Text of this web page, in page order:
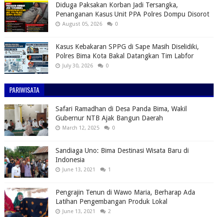
Diduga Paksakan Korban Jadi Tersangka,
Penanganan Kasus Unit PPA Polres Dompu Disorot
August 05, 2026 0
Kasus Kebakaran SPPG di Sape Masih Diselidiki,
Polres Bima Kota Bakal Datangkan Tim Labfor
July 30, 2026 0
PARIWISATA
Safari Ramadhan di Desa Panda Bima, Wakil
Gubernur NTB Ajak Bangun Daerah
March 12, 2025 0
Sandiaga Uno: Bima Destinasi Wisata Baru di
Indonesia
June 13, 2021 1
Pengrajin Tenun di Wawo Maria, Berharap Ada
Latihan Pengembangan Produk Lokal
June 13, 2021 2